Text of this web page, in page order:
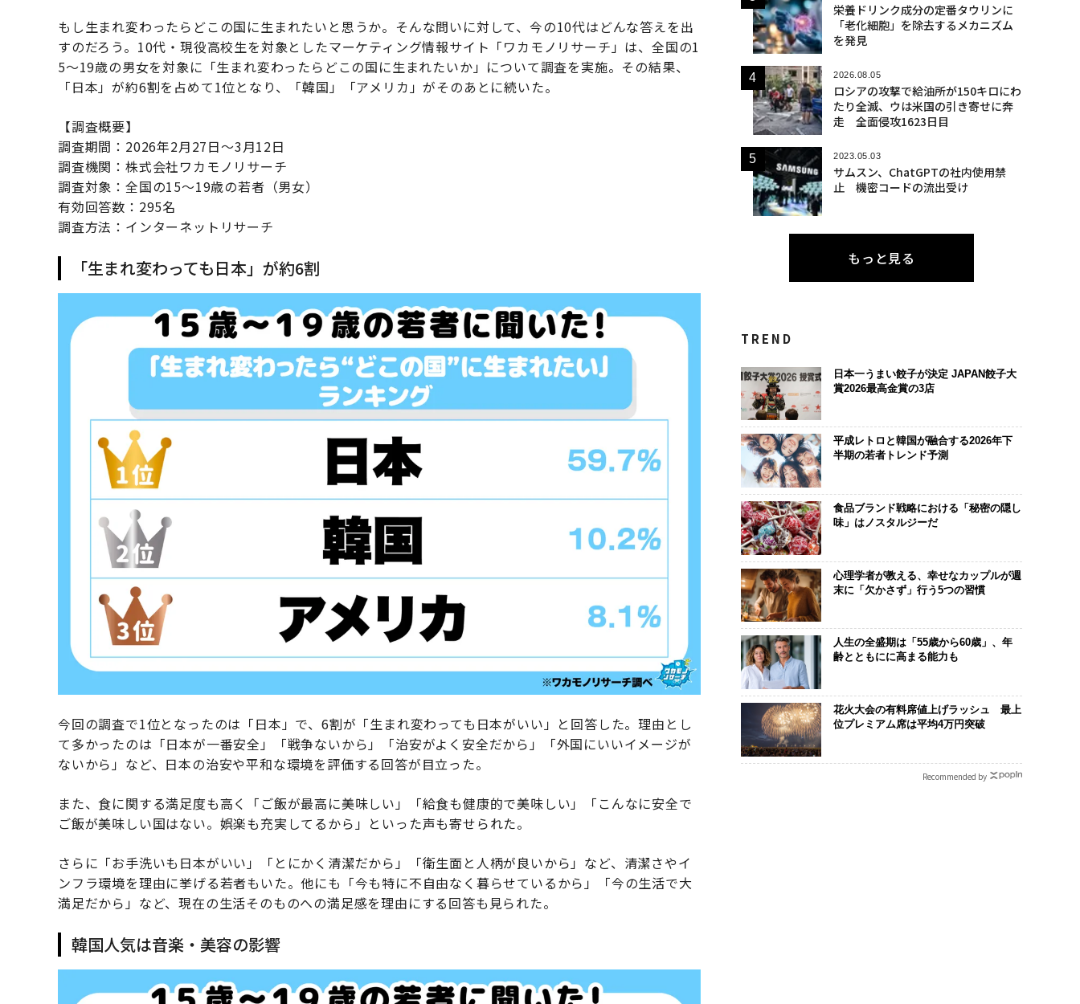
もし生まれ変わったらどこの国に生まれたいと思うか。そんな問いに対して、今の10代はどんな答えを出
すのだろう。10代・現役高校生を対象としたマーケティング情報サイト「ワカモノリサーチ」は、全国の1
5〜19歳の男女を対象に「生まれ変わったらどこの国に生まれたいか」について調査を実施。その結果、
「日本」が約6割を占めて1位となり、「韓国」「アメリカ」がそのあとに続いた。
【調査概要】
調査期間：2026年2月27日〜3月12日
調査機関：株式会社ワカモノリサーチ
調査対象：全国の15〜19歳の若者（男女）
有効回答数：295名
調査方法：インターネットリサーチ
「生まれ変わっても日本」が約6割
今回の調査で1位となったのは「日本」で、6割が「生まれ変わっても日本がいい」と回答した。理由とし
て多かったのは「日本が一番安全」「戦争ないから」「治安がよく安全だから」「外国にいいイメージが
ないから」など、日本の治安や平和な環境を評価する回答が目立った。
また、食に関する満足度も高く「ご飯が最高に美味しい」「給食も健康的で美味しい」「こんなに安全で
ご飯が美味しい国はない。娯楽も充実してるから」といった声も寄せられた。
さらに「お手洗いも日本がいい」「とにかく清潔だから」「衛生面と人柄が良いから」など、清潔さやイ
ンフラ環境を理由に挙げる若者もいた。他にも「今も特に不自由なく暮らせているから」「今の生活で大
満足だから」など、現在の生活そのものへの満足感を理由にする回答も見られた。
韓国人気は音楽・美容の影響
栄養ドリンク成分の定番タウリンに
「老化細胞」を除去するメカニズム
を発見
2026.08.05
ロシアの攻撃で給油所が150キロにわ
たり全滅、ウは米国の引き寄せに奔
走 全面侵攻1623日目
2023.05.03
サムスン、ChatGPTの社内使用禁
止 機密コードの流出受け
もっと見る
TREND
日本一うまい餃子が決定 JAPAN餃子大
賞2026最高金賞の3店
平成レトロと韓国が融合する2026年下
半期の若者トレンド予測
食品ブランド戦略における「秘密の隠し
味」はノスタルジーだ
心理学者が教える、幸せなカップルが週
末に「欠かさず」行う5つの習慣
人生の全盛期は「55歳から60歳」、年
齢とともにに高まる能力も
花火大会の有料席値上げラッシュ 最上
位プレミアム席は平均4万円突破
Recommended by